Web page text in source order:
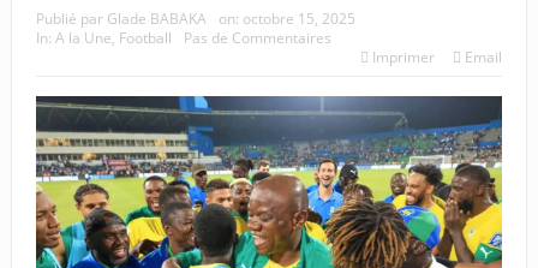
Publié par Glade BABAKA on: octobre 15, 2025
In: A la Une, Football
Pas de Commentaires
Imprimer
Email